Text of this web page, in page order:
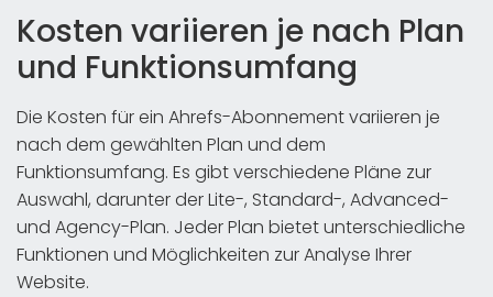
Kosten variieren je nach Plan
und Funktionsumfang
Die Kosten für ein Ahrefs-Abonnement variieren je
nach dem gewählten Plan und dem
Funktionsumfang. Es gibt verschiedene Pläne zur
Auswahl, darunter der Lite-, Standard-, Advanced-
und Agency-Plan. Jeder Plan bietet unterschiedliche
Funktionen und Möglichkeiten zur Analyse Ihrer
Website.